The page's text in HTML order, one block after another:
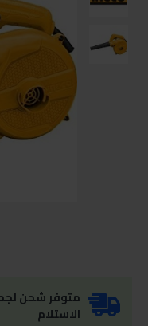
متوفر شحن
الاستلام